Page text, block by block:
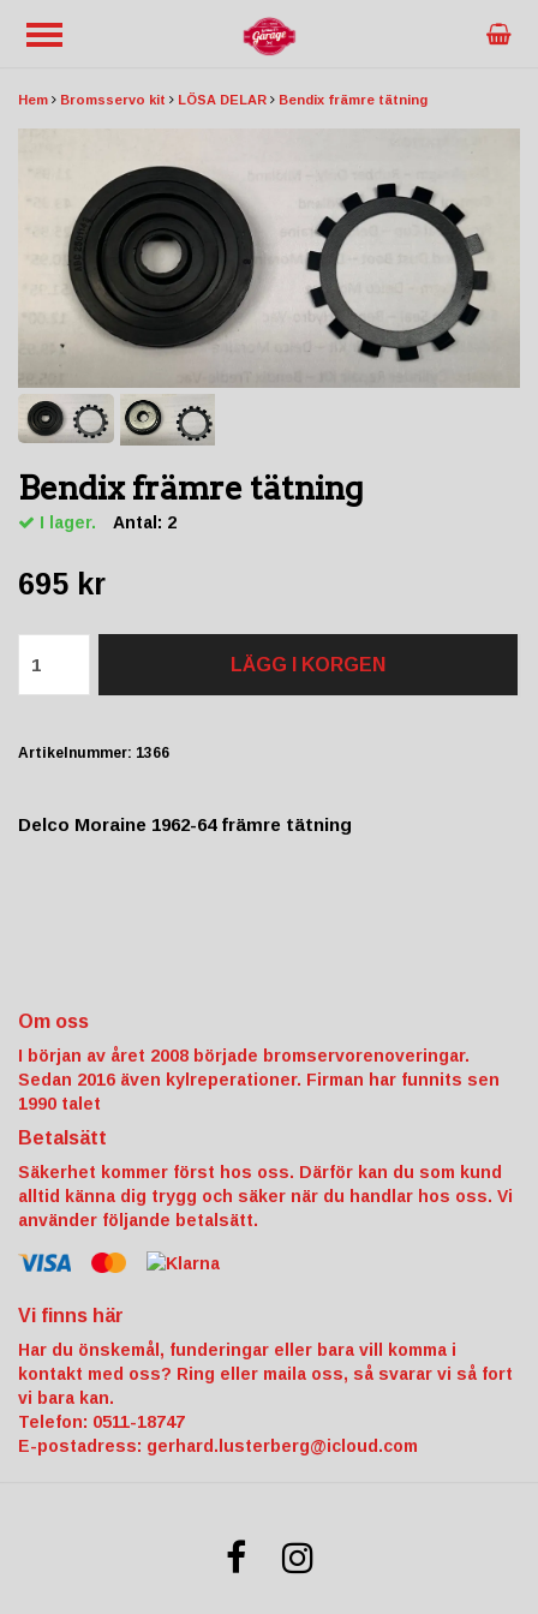
Hem Bromsservo kit LÖSA DELAR Bendix främre tätning
Bendix främre tätning
I lager. Antal: 2
695 kr
LÄGG I KORGEN
Artikelnummer: 1366
Delco Moraine 1962-64 främre tätning
Om oss
I början av året 2008 började bromservorenoveringar.
Sedan 2016 även kylreperationer. Firman har funnits sen
1990 talet
Betalsätt
Säkerhet kommer först hos oss. Därför kan du som kund
alltid känna dig trygg och säker när du handlar hos oss. Vi
använder följande betalsätt.
Vi finns här
Har du önskemål, funderingar eller bara vill komma i
kontakt med oss? Ring eller maila oss, så svarar vi så fort
vi bara kan.
Telefon: 0511-18747
E-postadress: gerhard.lusterberg@icloud.com